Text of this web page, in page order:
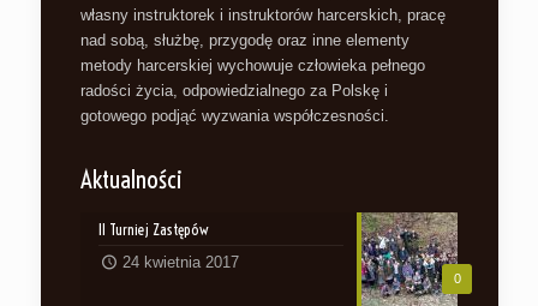
własny instruktorek i instruktorów harcerskich, pracę
nad sobą, służbę, przygodę oraz inne elementy
metody harcerskiej wychowuje człowieka pełnego
radości życia, odpowiedzialnego za Polskę i
gotowego podjąć wyzwania współczesności.
Aktualności
0
II Turniej Zastępów
24 kwietnia 2017